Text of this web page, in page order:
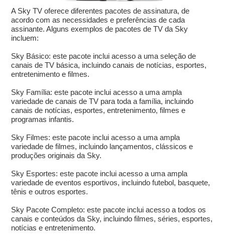
A Sky TV oferece diferentes pacotes de assinatura, de
acordo com as necessidades e preferências de cada
assinante. Alguns exemplos de pacotes de TV da Sky
incluem:
Sky Básico: este pacote inclui acesso a uma seleção de
canais de TV básica, incluindo canais de notícias, esportes,
entretenimento e filmes.
Sky Família: este pacote inclui acesso a uma ampla
variedade de canais de TV para toda a família, incluindo
canais de notícias, esportes, entretenimento, filmes e
programas infantis.
Sky Filmes: este pacote inclui acesso a uma ampla
variedade de filmes, incluindo lançamentos, clássicos e
produções originais da Sky.
Sky Esportes: este pacote inclui acesso a uma ampla
variedade de eventos esportivos, incluindo futebol, basquete,
tênis e outros esportes.
Sky Pacote Completo: este pacote inclui acesso a todos os
canais e conteúdos da Sky, incluindo filmes, séries, esportes,
notícias e entretenimento.